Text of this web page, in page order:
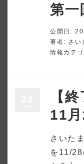
第一
公開日:
著者: さい
情報カテ
【
11
さいた
を11/